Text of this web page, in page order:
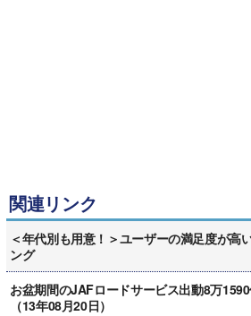
関連リンク
＜年代別も用意！＞ユーザーの満足度が高
ング
お盆期間のJAFロードサービス出動8万
（13年08月20日）